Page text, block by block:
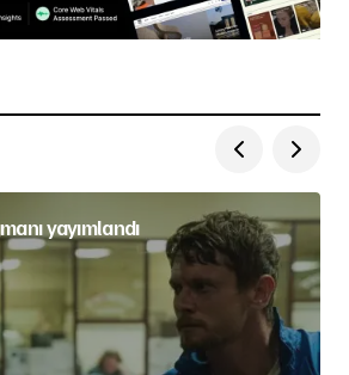
yayımlandı